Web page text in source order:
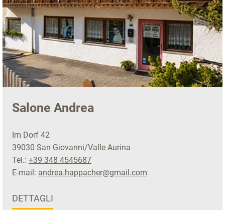
Salone Andrea
Im Dorf 42
39030 San Giovanni/Valle Aurina
Tel.: +39 348 4545687
E-mail: andrea.happacher@gmail.com
DETTAGLI